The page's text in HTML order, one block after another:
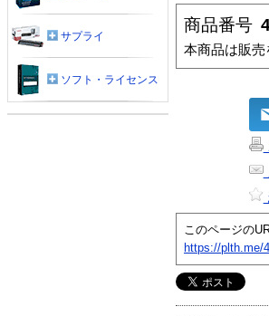
商品番号
本商品は販売
このページの
https://plth.me/
サプライ
ソフト・ライセンス